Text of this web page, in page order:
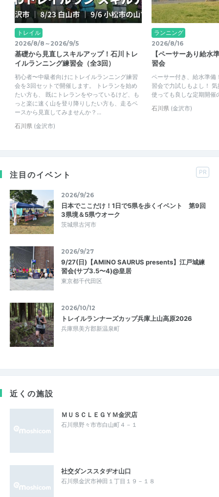
トレイル
2026/8/8～2026/9/5
基礎から見直しスキルアップ！石川トレ
イルランニング練習会（全3回）
初心者〜中級者向けにトレイルランニング練習
会を3回セットで開催します。 トレランを始め
たい方も、 既にトレランをやっているけど、も
っと楽に速く山を登り降りしたい方も、走るベ
ースから見直してみませんか？...
石川県 (金沢市)
ランニング
2026/8/16
【ペーサーあり給
習会
ペーサー付き、給水準備
習会で力試しもよし！
使っても良しな定期開催
石川県 (金沢市)
注目のイベント PR
2026/9/26
日本でここだけ！1日で5県を歩くイベント 第9回
3県境＆5県ウオーク
茨城県古河市
2026/9/27
9/27(日)【AMINO SAURUS presents】江戸城練
習会(サブ3.5〜4)@皇居
東京都千代田区
2026/10/12
トレイルランナーズカップ兵庫上山高原2026
兵庫県美方郡新温泉町
近くの施設
ＭＵＳＣＬＥＧＹＭ金沢店
石川県野々市市白山町４－１
社交ダンススタヂオ山口
石川県金沢市神田１丁目１９－１８